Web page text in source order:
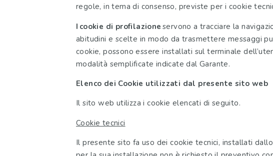
regole, in tema di consenso, previste per i cookie
I cookie di profilazione servono a tracciare la
abitudini e scelte in modo da trasmettere messaggi
cookie, possono essere installati sul terminale
modalità semplificate indicate dal Garante.
Elenco dei Cookie utilizzati dal presente sito web
Il sito web utilizza i cookie elencati di seguito.
Cookie tecnici
Il presente sito fa uso dei cookie tecnici, installati